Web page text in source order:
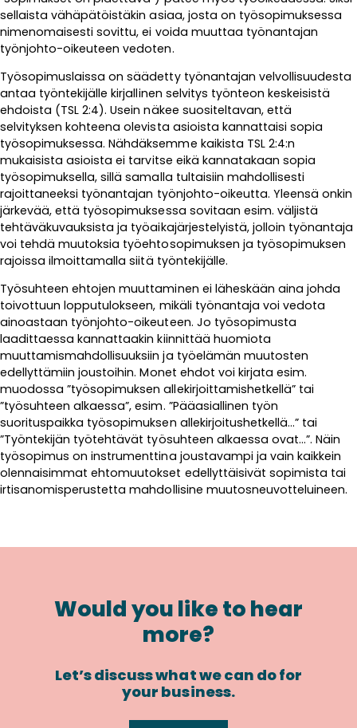
sellaista vähäpätöistäkin asiaa, josta on työsopimuksessa
nimenomaisesti sovittu, ei voida muuttaa työnantajan
työnjohto-oikeuteen vedoten.
Työsopimuslaissa on säädetty työnantajan velvollisuudesta
antaa työntekijälle kirjallinen selvitys työnteon keskeisistä
ehdoista (TSL 2:4). Usein näkee suositeltavan, että
selvityksen kohteena olevista asioista kannattaisi sopia
työsopimuksessa. Nähdäksemme kaikista TSL 2:4:n
mukaisista asioista ei tarvitse eikä kannatakaan sopia
työsopimuksella, sillä samalla tultaisiin mahdollisesti
rajoittaneeksi työnantajan työnjohto-oikeutta. Yleensä onkin
järkevää, että työsopimuksessa sovitaan esim. väljistä
tehtäväkuvauksista ja työaikajärjestelyistä, jolloin työnantaja
voi tehdä muutoksia työehtosopimuksen ja työsopimuksen
rajoissa ilmoittamalla siitä työntekijälle.
Työsuhteen ehtojen muuttaminen ei läheskään aina johda
toivottuun lopputulokseen, mikäli työnantaja voi vedota
ainoastaan työnjohto-oikeuteen. Jo työsopimusta
laadittaessa kannattaakin kiinnittää huomiota
muuttamismahdollisuuksiin ja työelämän muutosten
edellyttämiin joustoihin. Monet ehdot voi kirjata esim.
muodossa ”työsopimuksen allekirjoittamishetkellä” tai
”työsuhteen alkaessa”, esim. ”Pääasiallinen työn
suorituspaikka työsopimuksen allekirjoitushetkellä…” tai
”Työntekijän työtehtävät työsuhteen alkaessa ovat…”. Näin
työsopimus on instrumenttina joustavampi ja vain kaikkein
olennaisimmat ehtomuutokset edellyttäisivät sopimista tai
irtisanomisperustetta mahdollisine muutosneuvotteluineen.
Would you like to hear
more?
Let’s discuss what we can do for
your business.